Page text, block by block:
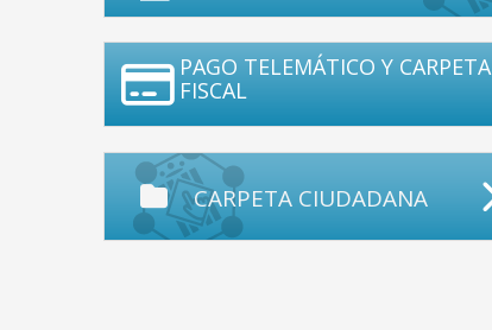
PAGO TELEMÁTICO Y CARPETA
FISCAL
CARPETA CIUDADANA